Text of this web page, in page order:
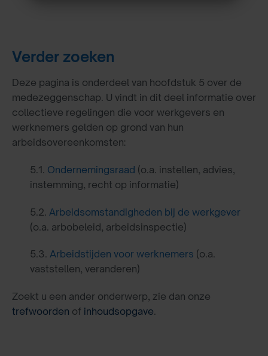
Verder zoeken
Deze pagina is onderdeel van hoofdstuk 5 over de
medezeggenschap. U vindt in dit deel informatie over
collectieve regelingen die voor werkgevers en
werknemers gelden op grond van hun
arbeidsovereenkomsten:
5.1. Ondernemingsraad (o.a. instellen, advies,
instemming, recht op informatie)
5.2. Arbeidsomstandigheden bij de werkgever
(o.a. arbobeleid, arbeidsinspectie)
5.3. Arbeidstijden voor werknemers (o.a.
vaststellen, veranderen)
Zoekt u een ander onderwerp, zie dan onze
trefwoorden of inhoudsopgave.